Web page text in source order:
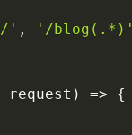
' , '/blog(.*)'
request ) =>
{